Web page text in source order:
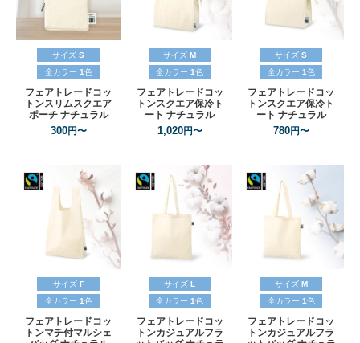
サイズ S
全カラー 1色
フェアトレードコッ
トンスリムスクエア
ポーチ ナチュラル
300円〜
サイズ M
全カラー 1色
フェアトレードコッ
トンスクエア保冷ト
ート ナチュラル
1,020円〜
サイズ S
全カラー 1色
フェアトレードコッ
トンスクエア保冷ト
ート ナチュラル
780円〜
サイズ F
全カラー 1色
フェアトレードコッ
トンマチ付マルシェ
サイズ L
全カラー 1色
フェアトレードコッ
トンカジュアルフラ
サイズ M
全カラー 1色
フェアトレードコッ
トンカジュアルフラ